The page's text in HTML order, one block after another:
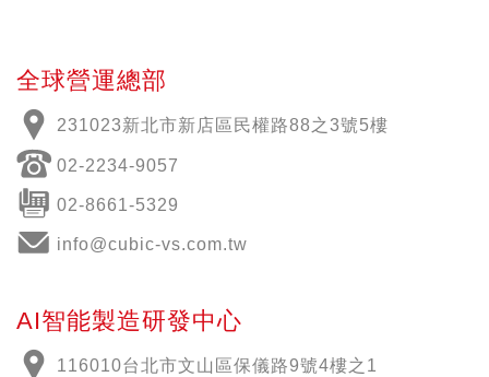
全球營運總部
231023新北市新店區民權路88之3號5樓
02-2234-9057
02-8661-5329
info@cubic-vs.com.tw
AI智能製造研發中心
116010台北市文山區保儀路9號4樓之1